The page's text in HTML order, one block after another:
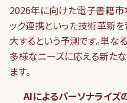
2026年に向けた電子書籍市
ック連携といった技術革新
大するという予測です。単な
多様なニーズに応える新た
ます。
AIによるパーソナライズ